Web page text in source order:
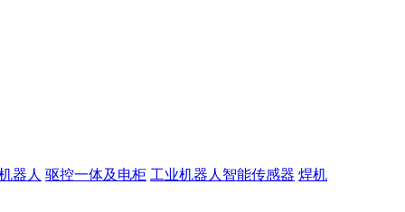
器人 驱控一体及电柜 工业机器人智能传感器 焊机